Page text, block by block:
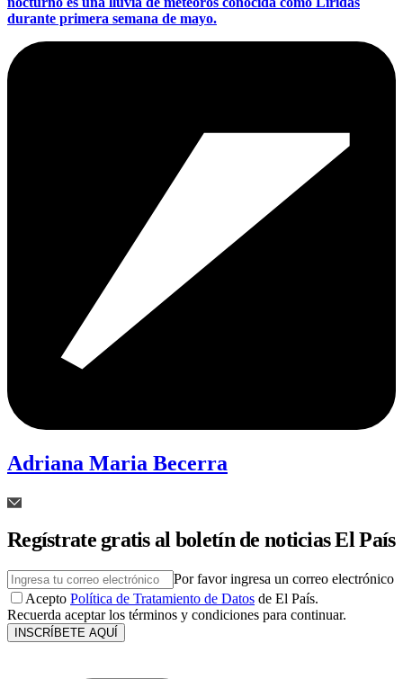
durante primera semana de mayo.
Adriana Maria Becerra
Regístrate gratis al boletín de noticias El País
Por favor ingresa un correo electrónico
Acepto Política de Tratamiento de Datos de El País.
Recuerda aceptar los términos y condiciones para continuar.
INSCRÍBETE AQUÍ